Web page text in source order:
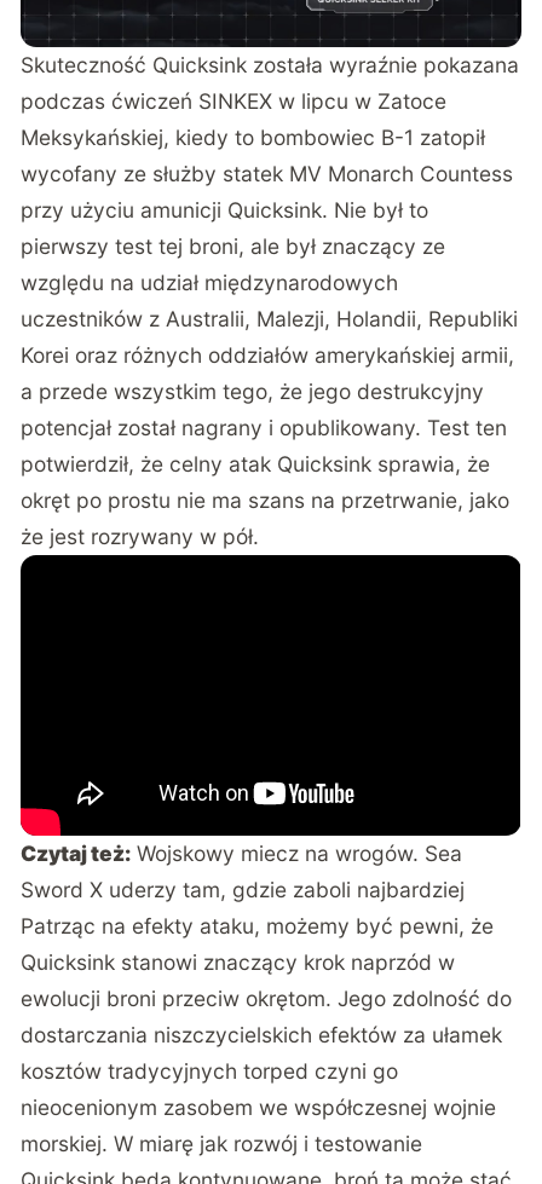
Skuteczność Quicksink została wyraźnie pokazana
podczas ćwiczeń SINKEX w lipcu w Zatoce
Meksykańskiej, kiedy to bombowiec B-1 zatopił
wycofany ze służby statek MV Monarch Countess
przy użyciu amunicji Quicksink. Nie był to
pierwszy test tej broni, ale był znaczący ze
względu na udział międzynarodowych
uczestników z Australii, Malezji, Holandii, Republiki
Korei oraz różnych oddziałów amerykańskiej armii,
a przede wszystkim tego, że jego destrukcyjny
potencjał został nagrany i opublikowany. Test ten
potwierdził, że celny atak Quicksink sprawia, że
okręt po prostu nie ma szans na przetrwanie, jako
że jest rozrywany w pół.
Czytaj też: Wojskowy miecz na wrogów. Sea
Sword X uderzy tam, gdzie zaboli najbardziej
Patrząc na efekty ataku, możemy być pewni, że
Quicksink stanowi znaczący krok naprzód w
ewolucji broni przeciw okrętom. Jego zdolność do
dostarczania niszczycielskich efektów za ułamek
kosztów tradycyjnych torped czyni go
nieocenionym zasobem we współczesnej wojnie
morskiej. W miarę jak rozwój i testowanie